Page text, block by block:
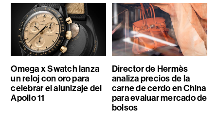
Omega x Swatch lanza
un reloj con oro para
celebrar el alunizaje del
Apollo 11
Director de Hermès
analiza precios de la
carne de cerdo en China
para evaluar mercado de
bolsos